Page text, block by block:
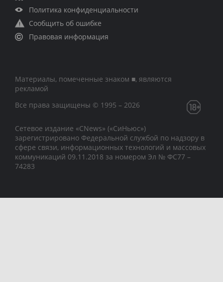
Политика конфиденциальности
Сообщить об ошибке
Правовая информация
Материалы, помеченные знаком ■, являются
рекламой
Все права защищены © 1995 – 2026
Сетевое издание «CNews» («СиНьюс»)
зарегистрировано Федеральной службой по надзору в
сфере связи, информационных технологий и массовых
коммуникаций 09.11.2018 за номером Эл № ФС77 –
74283